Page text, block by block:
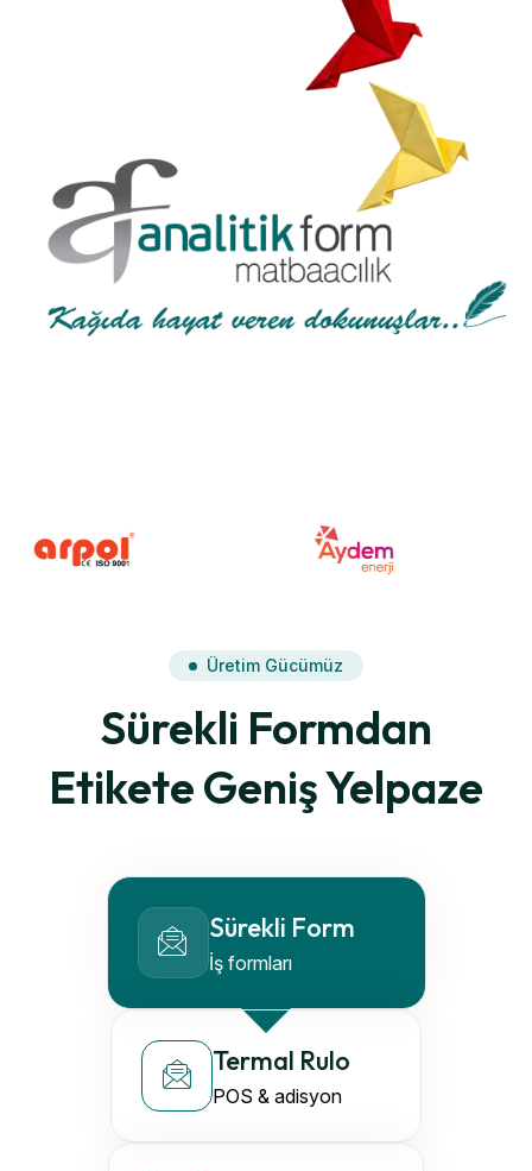
Üretim Gücümüz
Sürekli Formdan
Etikete Geniş Yelpaze
Sürekli Form
İş formları
Termal Rulo
POS & adisyon